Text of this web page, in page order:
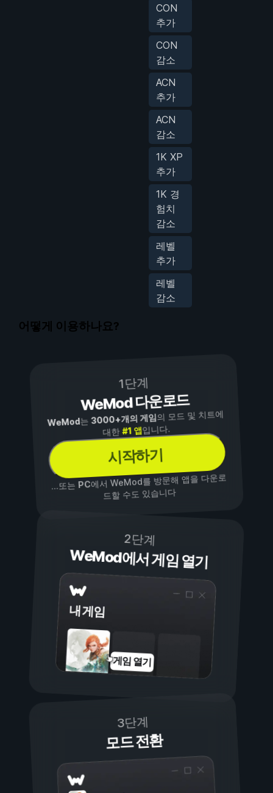
CON
추가
CON
감소
ACN
추가
ACN
감소
1K XP
추가
1K 경
험치
감소
레벨
추가
레벨
감소
어떻게 이용하나요?
1단계
WeMod 다운로드
WeMod는3000+개의 게임의 모드 및 치트에
대한#1 앱입니다.
시작하기
...또는PC에서 WeMod를 방문해 앱을 다운로
드할 수도 있습니다
2단계
WeMod에서 게임 열기
내 게임
게임 열기
3단계
모드 전환